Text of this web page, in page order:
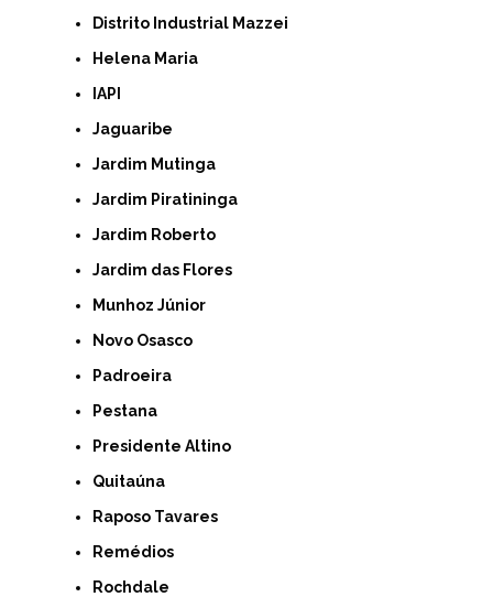
Distrito Industrial Mazzei
Helena Maria
IAPI
Jaguaribe
Jardim Mutinga
Jardim Piratininga
Jardim Roberto
Jardim das Flores
Munhoz Júnior
Novo Osasco
Padroeira
Pestana
Presidente Altino
Quitaúna
Raposo Tavares
Remédios
Rochdale